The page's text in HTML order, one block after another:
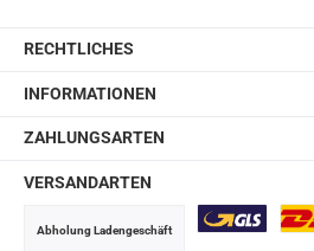
RECHTLICHES
INFORMATIONEN
ZAHLUNGSARTEN
VERSANDARTEN
Abholung Ladengeschäft